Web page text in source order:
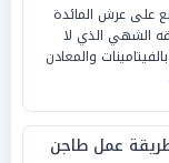
على عرش المائدة
الشهي الذي لا
والمعادن
عمل طاجن